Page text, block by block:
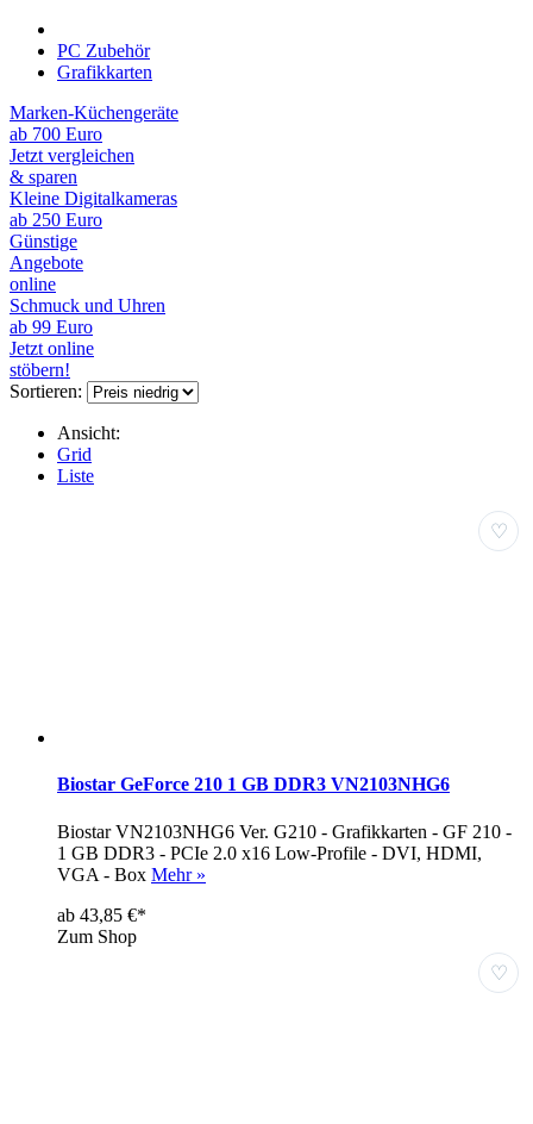
PC Zubehör
Grafikkarten
Marken-Küchengeräte
ab 700 Euro
Jetzt vergleichen
& sparen
Kleine Digitalkameras
ab 250 Euro
Günstige
Angebote
online
Schmuck und Uhren
ab 99 Euro
Jetzt online
stöbern!
Sortieren:
Ansicht:
Grid
Liste
♡
Biostar GeForce 210 1 GB DDR3 VN2103NHG6
Biostar VN2103NHG6 Ver. G210 - Grafikkarten - GF 210 -
1 GB DDR3 - PCIe 2.0 x16 Low-Profile - DVI, HDMI,
VGA - Box Mehr »
ab 43,85 €*
Zum Shop
♡